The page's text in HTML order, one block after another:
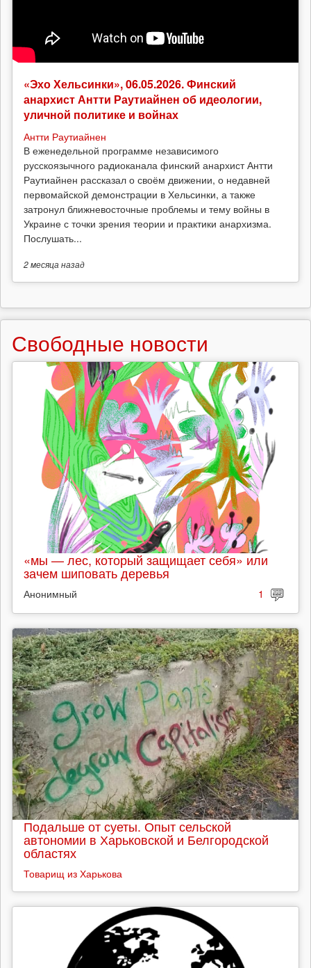
«Эхо Хельсинки», 06.05.2026. Финский
анархист Антти Раутиайнен об идеологии,
уличной политике и войнах
Антти Раутиайнен
В еженедельной программе независимого
русскоязычного радиоканала финский анархист Антти
Раутиайнен рассказал о своём движении, о недавней
первомайской демонстрации в Хельсинки, а также
затронул ближневосточные проблемы и тему войны в
Украине с точки зрения теории и практики анархизма.
Послушать...
2 месяцаназад
Свободные новости
«мы — лес, который защищает себя» или
зачем шиповать деревья
Анонимный 1
Подальше от суеты. Опыт сельской
автономии в Харьковской и Белгородской
областях
Товарищ из Харькова